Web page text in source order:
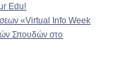
Edu!
«Virtual Info Week
Σπουδών στο